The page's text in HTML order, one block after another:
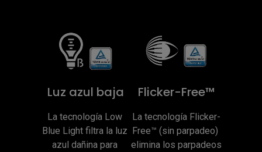
Luz azul baja
La tecnología Low
Blue Light filtra la luz
azul dañina para
Flicker-Free™
La tecnología Flicker-
Free™ (sin parpadeo)
elimina los parpadeos